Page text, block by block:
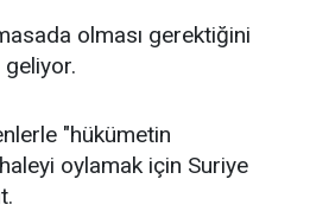
olması gerektiğini
"hükümetin
oylamak için Suriye